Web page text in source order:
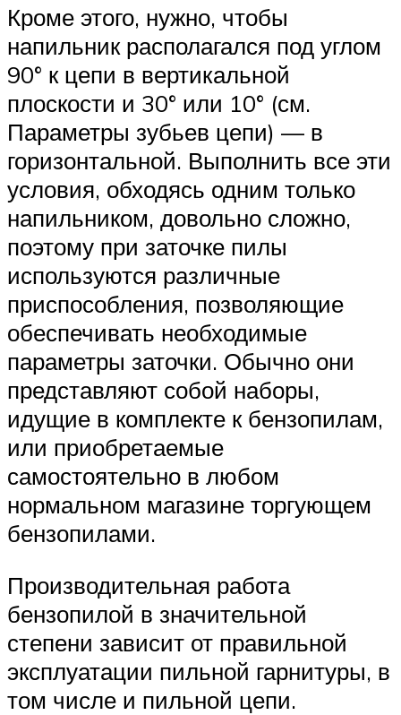
Кроме этого, нужно, чтобы
напильник располагался под углом
90° к цепи в вертикальной
плоскости и 30° или 10° (см.
Параметры зубьев цепи) — в
горизонтальной. Выполнить все эти
условия, обходясь одним только
напильником, довольно сложно,
поэтому при заточке пилы
используются различные
приспособления, позволяющие
обеспечивать необходимые
параметры заточки. Обычно они
представляют собой наборы,
идущие в комплекте к бензопилам,
или приобретаемые
самостоятельно в любом
нормальном магазине торгующем
бензопилами.
Производительная работа
бензопилой в значительной
степени зависит от правильной
эксплуатации пильной гарнитуры, в
том числе и пильной цепи.